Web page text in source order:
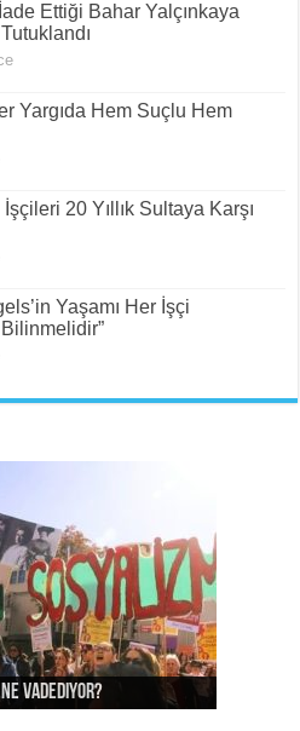
Ettiği Bahar Yalçınkaya
Yargıda Hem Suçlu Hem
20 Yıllık Sultaya Karşı
Yaşamı Her İşçi
Vadediyor?
Bir Devrimin Hazin
Bir Devrimin Hazin
Bir Devrimin Hazin
Alarmı